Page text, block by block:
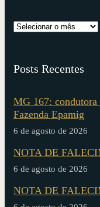
Posts Recentes
MG 167: condutora
Fazenda Epamig
6 de agosto de 2026
NOTA DE
6 de agosto de 2026
NOTA DE